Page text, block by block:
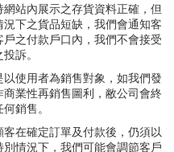
站內展示之存貨資料正確，但
下之貨品短缺，我們會通知客
之付款戶口內，我們不會接受
訴。
使用者為銷售對象，如我們發
業性再銷售圖利，敝公司會終
銷售。
在確定訂單及付款後，仍須以
情況下，我們可能會調節客戶